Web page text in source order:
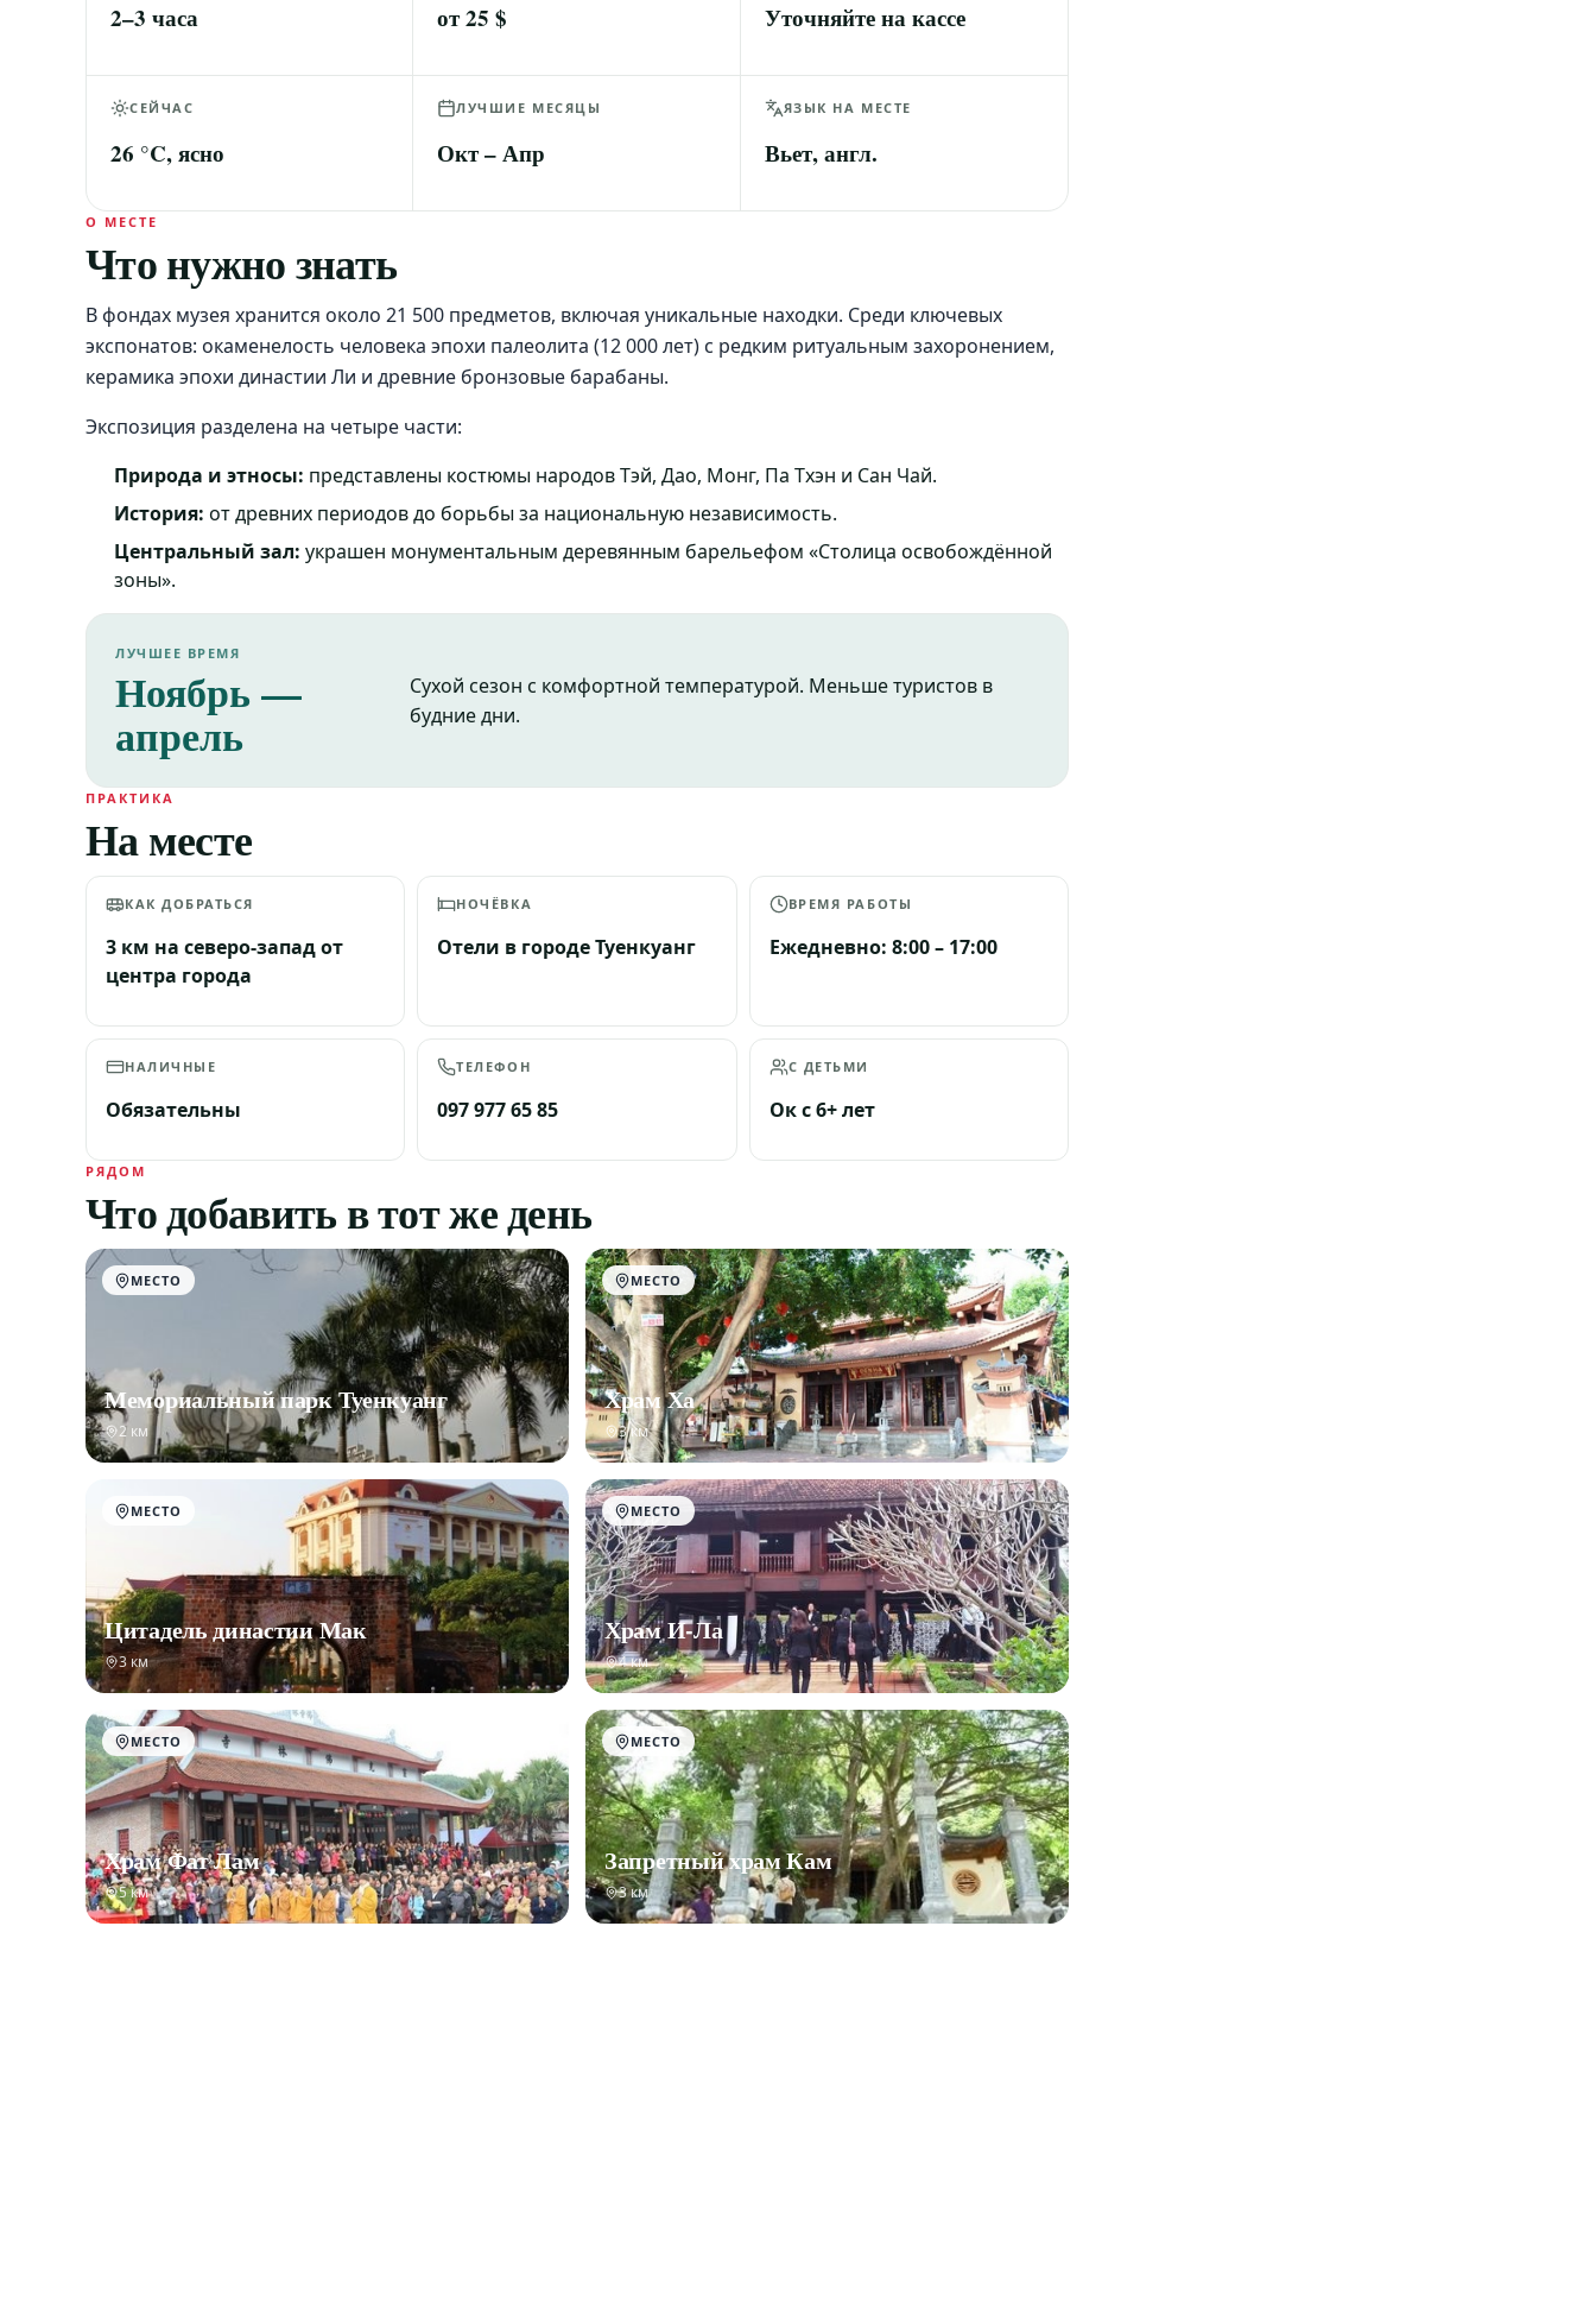
2–3 часа от 25 $ Уточняйте на кассе
СЕЙЧАС
26 °C, ясно
ЛУЧШИЕ МЕСЯЦЫ
Окт – Апр
ЯЗЫК НА МЕСТЕ
Вьет, англ.
О МЕСТЕ
Что нужно знать
В фондах музея хранится около 21 500 предметов, включая уникальные находки. Среди ключевых
экспонатов: окаменелость человека эпохи палеолита (12 000 лет) с редким ритуальным захоронением,
керамика эпохи династии Ли и древние бронзовые барабаны.
Экспозиция разделена на четыре части:
Природа и этносы: представлены костюмы народов Тэй, Дао, Монг, Па Тхэн и Сан Чай.
История: от древних периодов до борьбы за национальную независимость.
Центральный зал: украшен монументальным деревянным барельефом «Столица освобождённой
зоны».
ЛУЧШЕЕ ВРЕМЯ
Ноябрь —
апрель
Сухой сезон с комфортной температурой. Меньше туристов в
будние дни.
ПРАКТИКА
На месте
КАК ДОБРАТЬСЯ
3 км на северо-запад от
центра города
НОЧЁВКА
Отели в городе Туенкуанг
ВРЕМЯ РАБОТЫ
Ежедневно: 8:00 – 17:00
НАЛИЧНЫЕ
Обязательны
ТЕЛЕФОН
097 977 65 85
С ДЕТЬМИ
Ок с 6+ лет
РЯДОМ
Что добавить в тот же день
МЕСТО
Мемориальный парк Туенкуанг
2 км
МЕСТО
Храм Ха
3 км
МЕСТО
Цитадель династии Мак
3 км
МЕСТО
Храм И-Ла
4 км
МЕСТО
Храм Фат Лам
5 км
МЕСТО
Запретный храм Кам
3 км